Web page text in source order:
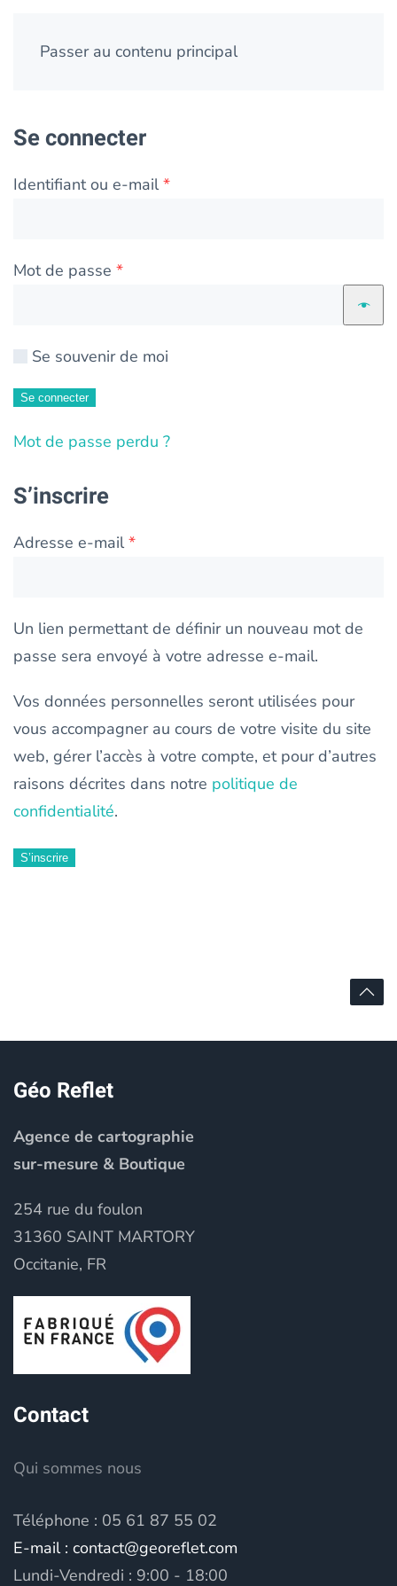
Passer au contenu principal
Se connecter
Identifiant ou e-mail*Obligatoire
Mot de passe *Obligatoire
Alternative:
Se souvenir de moi
Se connecter
Mot de passe perdu ?
S’inscrire
Adresse e-mail*Obligatoire
Un lien permettant de définir un nouveau mot de
passe sera envoyé à votre adresse e-mail.
Vos données personnelles seront utilisées pour
vous accompagner au cours de votre visite du site
web, gérer l’accès à votre compte, et pour d’autres
raisons décrites dans notre politique de
confidentialité.
S’inscrire
Géo Reflet
Agence de cartographie
sur-mesure & Boutique
254 rue du foulon
31360 SAINT MARTORY
Occitanie, FR
Contact
Qui sommes nous
Téléphone : 05 61 87 55 02
E-mail : contact@georeflet.com
Lundi-Vendredi : 9:00 - 18:00